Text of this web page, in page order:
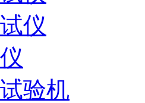
仪
验机